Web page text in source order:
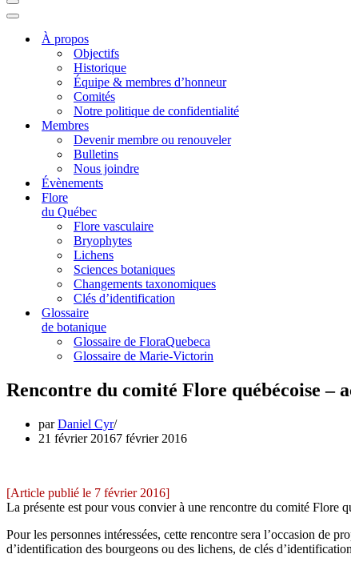
Menu
de
navigation
Menu
navigationÀ propos
Objectifs
Historique
Équipe & membres d’honneur
Comités
Notre politique de confidentialité
Membres
Devenir membre ou renouveler
Bulletins
Nous joindre
Évènements
Flore
du Québec
Flore vasculaire
Bryophytes
Lichens
Sciences botaniques
Changements taxonomiques
Clés d’identification
Glossaire
de botanique
Glossaire de FloraQuebeca
Glossaire de Marie-Victorin
Rencontre du comité Flore québécoise –
parDaniel Cyr
21 février 20167 février 2016
[Article publié le 7 février 2016]
La présente est pour vous convier à une rencontre du comité Flore
Pour les personnes intéressées, cette rencontre sera l’occasion de
d’identification des bourgeons ou des lichens, de clés